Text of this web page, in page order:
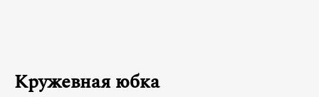
Кружевная юбка